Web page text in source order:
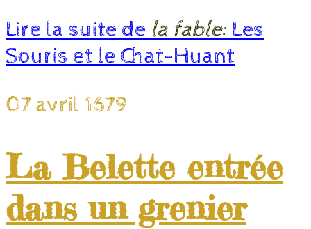
Lire la suite de la fable: Les
Souris et le Chat-Huant
07 avril 1679
La Belette entrée
dans un grenier